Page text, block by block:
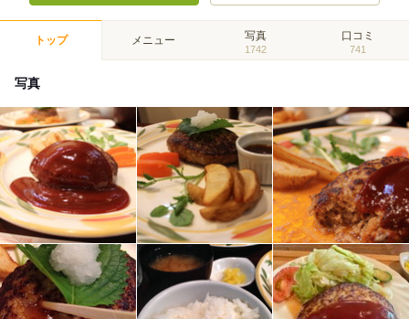
トップ メニュー 写真
1742
口コミ
741
写真